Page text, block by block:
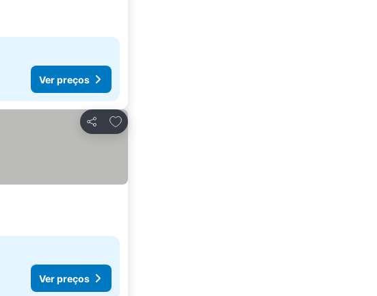
Ver preços
Partilhar
Adicionar aos favoritos
Ver preços